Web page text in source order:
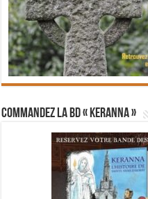
Commandez la BD « Keranna »